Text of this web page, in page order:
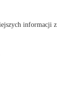
informacji z